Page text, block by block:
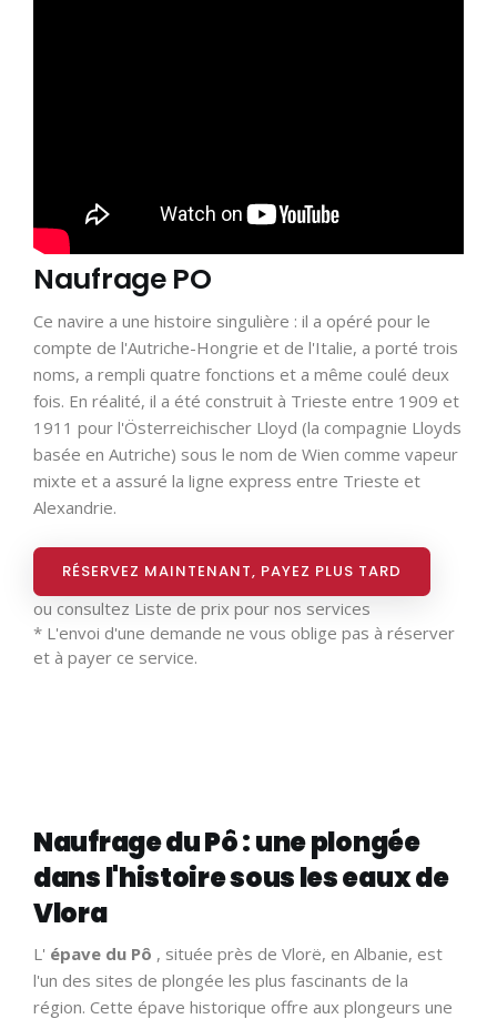
Naufrage PO
Ce navire a une histoire singulière : il a opéré pour le
compte de l'Autriche-Hongrie et de l'Italie, a porté trois
noms, a rempli quatre fonctions et a même coulé deux
fois. En réalité, il a été construit à Trieste entre 1909 et
1911 pour l'Österreichischer Lloyd (la compagnie Lloyds
basée en Autriche) sous le nom de Wien comme vapeur
mixte et a assuré la ligne express entre Trieste et
Alexandrie.
RÉSERVEZ MAINTENANT, PAYEZ PLUS TARD
ou consultez Liste de prix pour nos services
* L'envoi d'une demande ne vous oblige pas à réserver
et à payer ce service.
Naufrage du Pô : une plongée
dans l'histoire sous les eaux de
Vlora
L' épave du Pô , située près de Vlorë, en Albanie, est
l'un des sites de plongée les plus fascinants de la
région. Cette épave historique offre aux plongeurs une